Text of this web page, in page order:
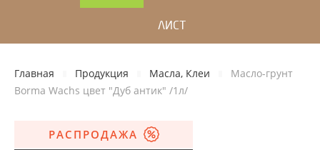
ЛИСТ
Главная Продукция Масла, Клеи
Масло-грунт
Borma Wachs цвет "Дуб антик" /1л/
РАСПРОДАЖА